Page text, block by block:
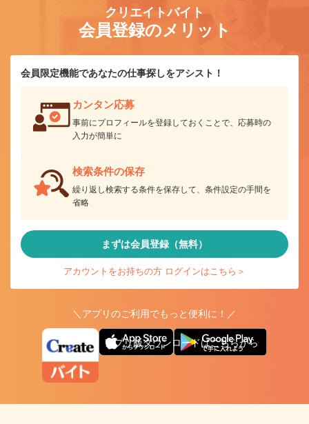
クリエイトバイト
会員登録のメリット
会員限定機能であなたの仕事探しをアシスト！
カンタン応募
事前にプロフィールを登録しておくことで、応募時の
入力が簡単に
検索条件の保存
繰り返し検索する条件を保存して、条件設定の手間を
省略
まずは会員登録（無料）
アカウントをお持ちの方 ログインはこちら＞
＼アプリのご利用でもっと便利に！／
アプリ版ダウンロードはこちらから